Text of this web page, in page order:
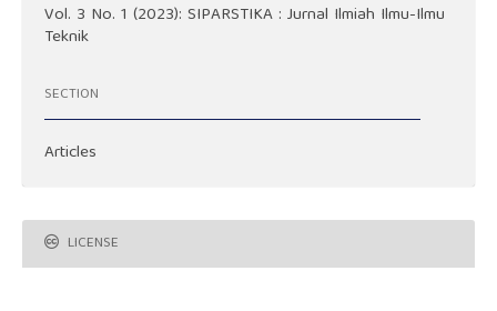
Vol. 3 No. 1 (2023): SIPARSTIKA : Jurnal Ilmiah Ilmu-Ilmu
Teknik
SECTION
Articles
LICENSE